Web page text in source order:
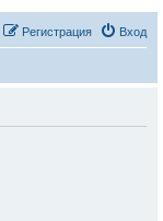
Вход
Регистрация